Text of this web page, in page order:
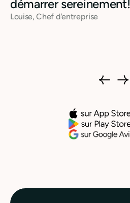
démarrer sereinement!
Louise, Chef d'entreprise